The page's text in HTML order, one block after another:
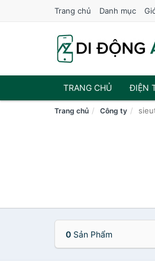
Trang chủ Danh mục
TRANG CHỦ ĐIỆN
Trang chủ Công ty
0 Sản Phẩm